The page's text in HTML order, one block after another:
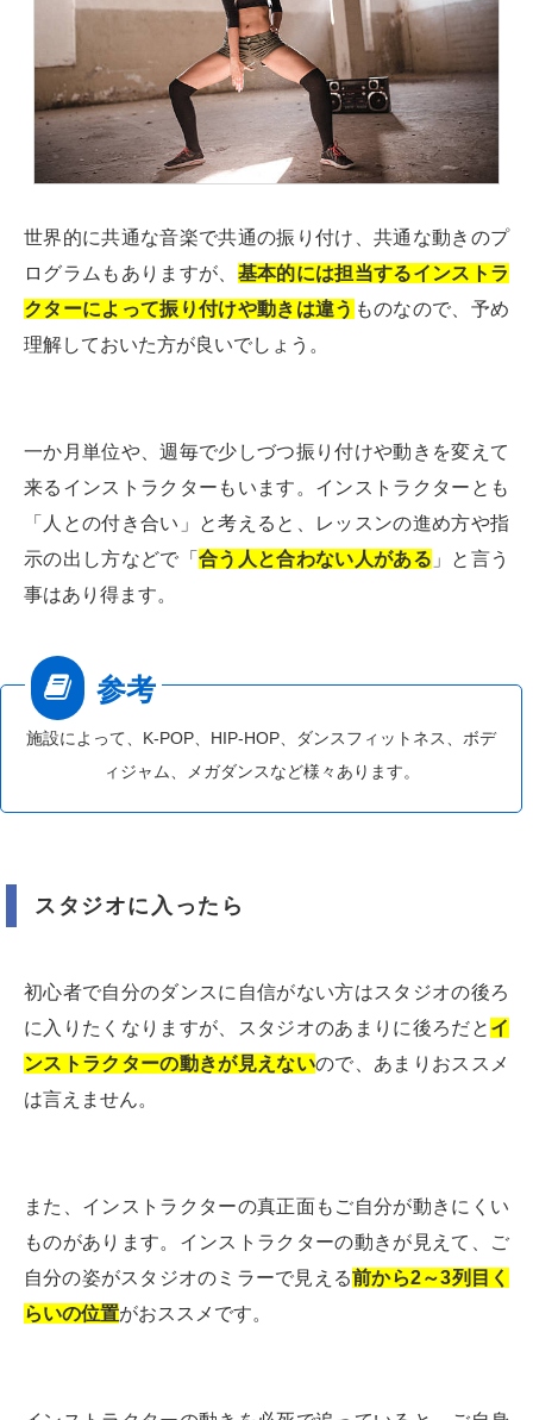
世界的に共通な音楽で共通の振り付け、共通な動きのプ
ログラムもありますが、 基本的には担当するインストラ
クターによって振り付けや動きは違う ものなので、予め
理解しておいた方が良いでしょう。
一か月単位や、週毎で少しづつ振り付けや動きを変えて
来るインストラクターもいます。インストラクターとも
「人との付き合い」と考えると、レッスンの進め方や指
示の出し方などで「 合う人と合わない人がある 」と言う
事はあり得ます。
施設によって、K-POP、HIP-HOP、ダンスフィットネス、ボデ
ィジャム、メガダンスなど様々あります。
スタジオに入ったら
初心者で自分のダンスに自信がない方はスタジオの後ろ
に入りたくなりますが、スタジオのあまりに後ろだと イ
ンストラクターの動きが見えないので、あまりおススメ
は言えません。
また、インストラクターの真正面もご自分が動きにくい
ものがあります。インストラクターの動きが見えて、ご
自分の姿がスタジオのミラーで見える前から2～3列目く
らいの位置がおススメです。